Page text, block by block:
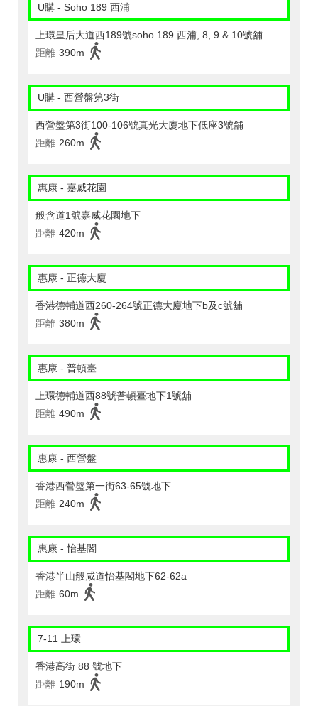
U購 - Soho 189 西浦
上環皇后大道西189號soho 189 西浦, 8, 9 & 10號舖
距離 390m
U購 - 西營盤第3街
西營盤第3街100-106號真光大廈地下低座3號舖
距離 260m
惠康 - 嘉威花園
般含道1號嘉威花園地下
距離 420m
惠康 - 正德大廈
香港德輔道西260-264號正德大廈地下b及c號舖
距離 380m
惠康 - 普頓臺
上環德輔道西88號普頓臺地下1號舖
距離 490m
惠康 - 西營盤
香港西營盤第一街63-65號地下
距離 240m
惠康 - 怡基閣
香港半山般咸道怡基閣地下62-62a
距離 60m
7-11 上環
香港高街 88 號地下
距離 190m